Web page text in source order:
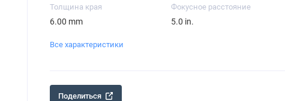
Толщина края
6.00 mm
Фокусное расстояние
5.0 in.
Все характеристики
Поделиться